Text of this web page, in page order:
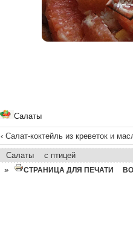
Салаты
‹ Салат-коктейль из креветок и
Салаты
с птицей
»
СТРАНИЦА ДЛЯ ПЕЧАТИ